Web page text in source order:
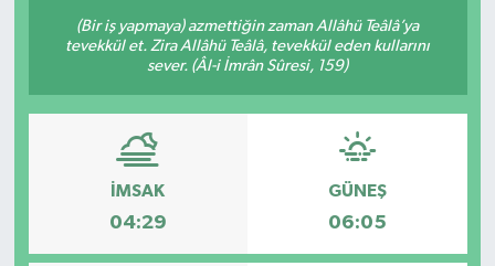
(Bir iş yapmaya) azmettiğin zaman Allâhü Teâlâ’ya
tevekkül et. Zira Allâhü Teâlâ, tevekkül eden kullarını
sever. (Âl-i İmrân Sûresi, 159)
İMSAK
04:29
GÜNEŞ
06:05